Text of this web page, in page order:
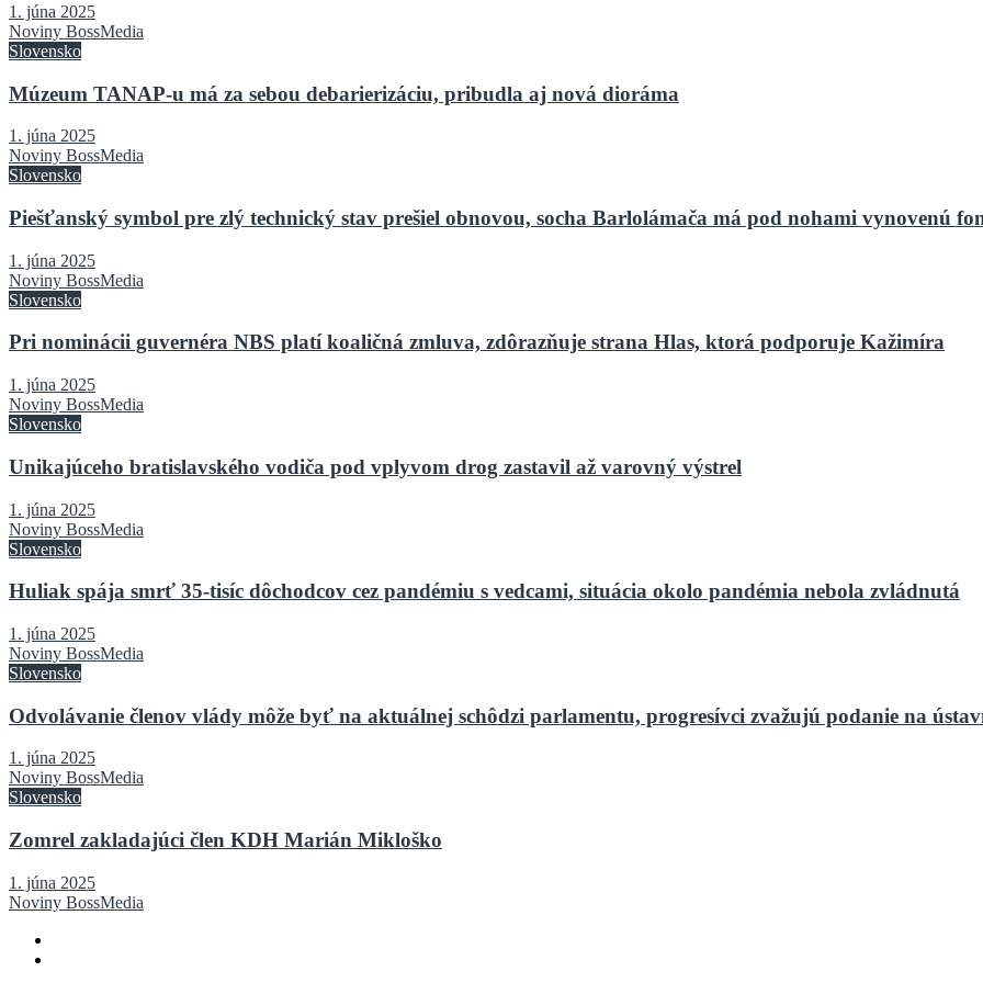
1. júna 2025
Noviny BossMedia
Slovensko
Múzeum TANAP-u má za sebou debarierizáciu, pribudla aj nová dioráma
1. júna 2025
Noviny BossMedia
Slovensko
Piešťanský symbol pre zlý technický stav prešiel obnovou, socha Barlolámača má pod nohami vynovenú
1. júna 2025
Noviny BossMedia
Slovensko
Pri nominácii guvernéra NBS platí koaličná zmluva, zdôrazňuje strana Hlas, ktorá podporuje Kažimíra
1. júna 2025
Noviny BossMedia
Slovensko
Unikajúceho bratislavského vodiča pod vplyvom drog zastavil až varovný výstrel
1. júna 2025
Noviny BossMedia
Slovensko
Huliak spája smrť 35-tisíc dôchodcov cez pandémiu s vedcami, situácia okolo pandémia nebola zvládnutá
1. júna 2025
Noviny BossMedia
Slovensko
Odvolávanie členov vlády môže byť na aktuálnej schôdzi parlamentu, progresívci zvažujú podanie na
1. júna 2025
Noviny BossMedia
Slovensko
Zomrel zakladajúci člen KDH Marián Mikloško
1. júna 2025
Noviny BossMedia